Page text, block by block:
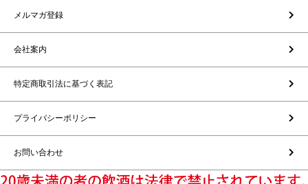
メルマガ登録
会社案内
特定商取引法に基づく表記
プライバシーポリシー
お問い合わせ